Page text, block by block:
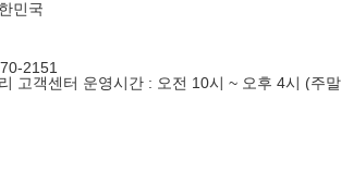
민국
2151
고객센터 운영시간 : 오전 10시 ~ 오후 4시 (주